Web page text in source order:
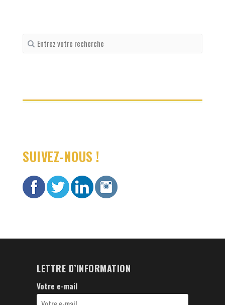
Recherche
pour
SUIVEZ-NOUS !
LETTRE D’INFORMATION
Votre e-mail